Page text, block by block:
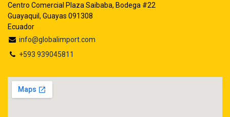
Centro Comercial Plaza Saibaba, Bodega #22
Guayaquil, Guayas 091308
Ecuador
info@globalimport.com
+593 939045811